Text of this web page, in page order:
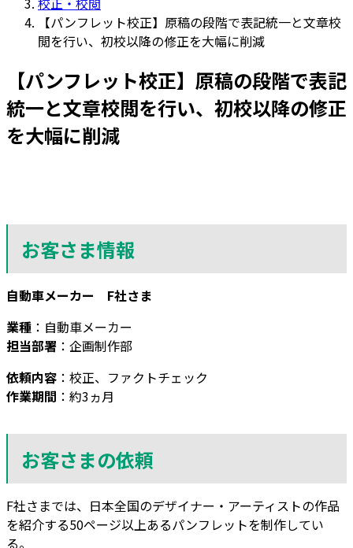
【パンフレット校正】原稿の段階で表記統一と文章校
閲を行い、初校以降の修正を大幅に削減
【パンフレット校正】原稿の段階で表記
統一と文章校閲を行い、初校以降の修正
を大幅に削減
お客さま情報
自動車メーカー F社さま
業種 ：自動車メーカー
担当部署 ：企画制作部
依頼内容 ：校正、ファクトチェック
作業期間 ：約3ヵ月
お客さまの依頼
F社さまでは、日本全国のデザイナー・アーティストの作品
を紹介する50ページ以上あるパンフレットを制作してい
る。